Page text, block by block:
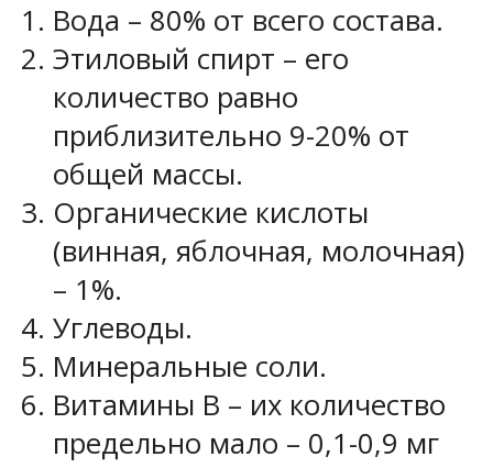
Вода – 80% от всего состава.
Этиловый спирт – его
количество равно
приблизительно 9-20% от
общей массы.
Органические кислоты
(винная, яблочная, молочная)
– 1%.
Углеводы.
Минеральные соли.
Витамины В – их количество
предельно мало – 0,1-0,9 мг